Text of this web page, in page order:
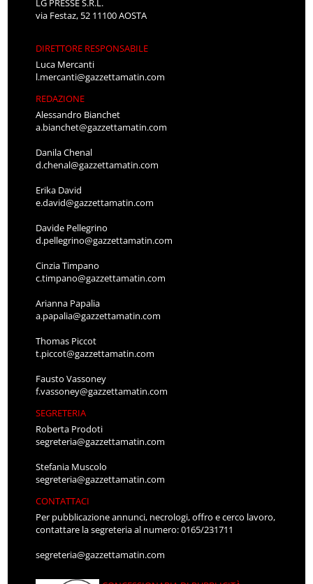
LG PRESSE S.R.L.
via Festaz, 52 11100 AOSTA
DIRETTORE RESPONSABILE
Luca Mercanti
l.mercanti@gazzettamatin.com
REDAZIONE
Alessandro Bianchet
a.bianchet@gazzettamatin.com
Danila Chenal
d.chenal@gazzettamatin.com
Erika David
e.david@gazzettamatin.com
Davide Pellegrino
d.pellegrino@gazzettamatin.com
Cinzia Timpano
c.timpano@gazzettamatin.com
Arianna Papalia
a.papalia@gazzettamatin.com
Thomas Piccot
t.piccot@gazzettamatin.com
Fausto Vassoney
f.vassoney@gazzettamatin.com
SEGRETERIA
Roberta Prodoti
segreteria@gazzettamatin.com
Stefania Muscolo
segreteria@gazzettamatin.com
CONTATTACI
Per pubblicazione annunci, necrologi, offro e cerco lavoro,
contattare la segreteria al numero: 0165/231711
segreteria@gazzettamatin.com